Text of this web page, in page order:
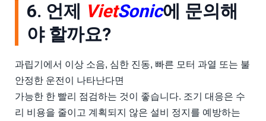
6. 언제 VietSonic에 문의해
야 할까요?
과립기에서 이상 소음, 심한 진동, 빠른 모터 과열 또는 불
안정한 운전이 나타난다면
가능한 한 빨리 점검하는 것이 좋습니다. 조기 대응은 수
리 비용을 줄이고 계획되지 않은 설비 정지를 예방하는